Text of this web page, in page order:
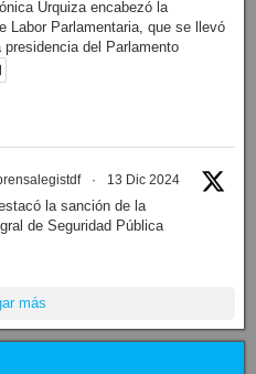
Urquiza encabezó la
Labor Parlamentaria, que se llevó
del Parlamento
· 13 Dic 2024
la sanción de la
de Seguridad Pública
más